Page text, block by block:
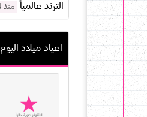
الترند عالمياً
منذ 4 سنوات
اعياد ميلاد اليوم